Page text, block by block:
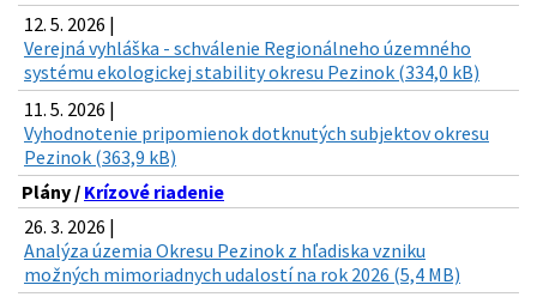
12. 5. 2026 |
Verejná vyhláška - schválenie Regionálneho územného
systému ekologickej stability okresu Pezinok (334,0 kB)
11. 5. 2026 |
Vyhodnotenie pripomienok dotknutých subjektov okresu
Pezinok (363,9 kB)
Plány / Krízové riadenie
26. 3. 2026 |
Analýza územia Okresu Pezinok z hľadiska vzniku
možných mimoriadnych udalostí na rok 2026 (5,4 MB)